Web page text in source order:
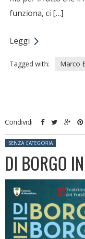
funziona, ci […]
Leggi
Tagged with: Marco
Condividi
Posted in:
SENZA CATEGORIA
DI BORGO